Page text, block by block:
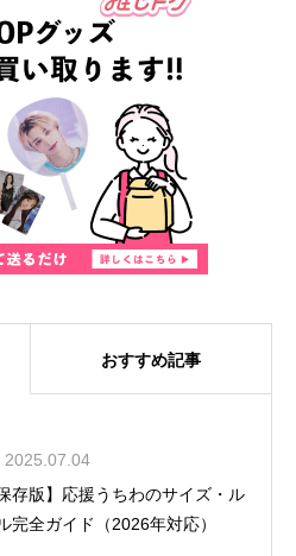
おすすめ記事
2025.07.04
保存版】応援うちわのサイズ・ル
完全ガイド（2026年対応）
、8年ぶりの来日が決定！大
では『SONIC EXPO 2025』のヘ
ライナーとして特別公演を実施